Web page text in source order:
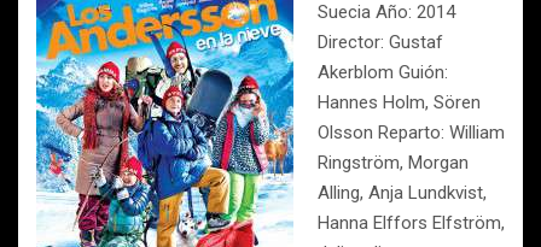
Suecia Año: 2014
Director: Gustaf
Akerblom Guión:
Hannes Holm, Sören
Olsson Reparto: William
Ringström, Morgan
Alling, Anja Lundkvist,
Hanna Elffors Elfström,